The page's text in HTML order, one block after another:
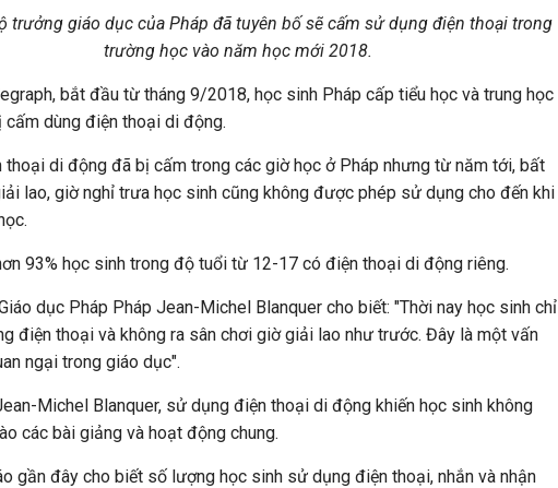
trưởng giáo dục của Pháp đã tuyên bố sẽ cấm sử dụng điện thoại trong
trường học vào năm học mới 2018.
bắt đầu từ tháng 9/2018, học sinh Pháp cấp tiểu học và trung học
dùng điện thoại di động.
thoại di động đã bị cấm trong các giờ học ở Pháp nhưng từ năm tới, bất
lao, giờ nghỉ trưa học sinh cũng không được phép sử dụng cho đến khi
93% học sinh trong độ tuổi từ 12-17 có điện thoại di động riêng.
dục Pháp Pháp Jean-Michel Blanquer cho biết: "Thời nay học sinh chỉ
điện thoại và không ra sân chơi giờ giải lao như trước. Đây là một vấn
ngại trong giáo dục".
Michel Blanquer, sử dụng điện thoại di động khiến học sinh không
các bài giảng và hoạt động chung.
gần đây cho biết số lượng học sinh sử dụng điện thoại, nhắn và nhận